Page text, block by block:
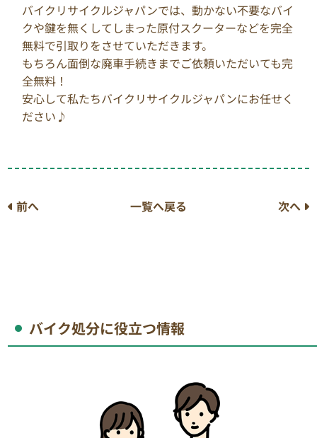
バイクリサイクルジャパンでは、動かない不要なバイ
クや鍵を無くしてしまった原付スクーターなどを完全
無料で引取りをさせていただきます。
もちろん面倒な廃車手続きまでご依頼いただいても完
全無料！
安心して私たちバイクリサイクルジャパンにお任せく
ださい♪
前へ 一覧へ戻る 次へ
バイク処分に役立つ情報